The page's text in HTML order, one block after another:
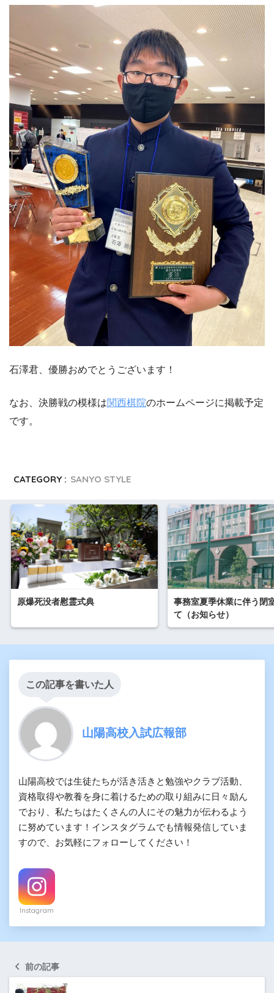
石澤君、優勝おめでとうございます！
なお、決勝戦の模様は関西棋院のホームページに掲載予定
です。
CATEGORY : SANYO STYLE
原爆死没者慰霊式典
事務室夏季休業に伴う閉
て（お知らせ）
この記事を書いた人
山陽高校入試広報部
山陽高校では生徒たちが活き活きと勉強やクラブ活動、
資格取得や教養を身に着けるための取り組みに日々励ん
でおり、私たちはたくさんの人にその魅力が伝わるよう
に努めています！インスタグラムでも情報発信していま
すので、お気軽にフォローしてください！
Instagram
前の記事